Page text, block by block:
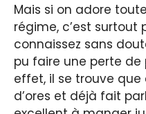
Mais si on adore
régime, c’est surtout
connaissez sans
pu faire une perte de
effet, il se trouve que
d’ores et déjà fait